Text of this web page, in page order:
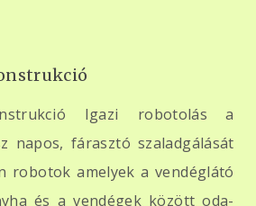
Igazi robotolás a
napos, fárasztó szaladgálását
robotok amelyek a vendéglátó
és a vendégek között oda-